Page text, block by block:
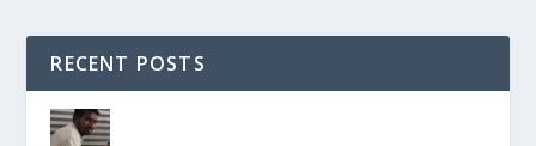
RECENT POSTS